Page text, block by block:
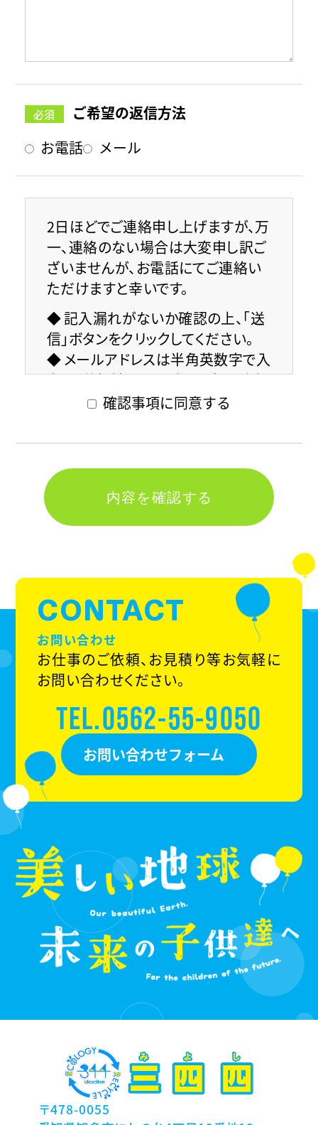
ご希望の返信方法
お電話
メール
2日ほどでご連絡申し上げますが、万
一、連絡のない場合は大変申し訳ご
ざいませんが、お電話にてご連絡い
ただけますと幸いです。
記入漏れがないか確認の上、「送
信」ボタンをクリックしてください。
メールアドレスは半角英数字で入
力し、送信前に誤りがない事をご確
認ください。
となりますのでご注意ください。
文字化けの原因となりますのでご注
意ください。
ることができる情報（氏名・住所・電
話番号・メールアドレスなど）をいい
ます。
株式会社三四四のウェブサイトは、
皆様の個人情報を必要な範囲（お問
いたします。
特段の事情が無い限り、皆様の個人
情報を本人の同意を得ない限り第
三者への提供は行いません。
皆様が個人情報の削除を希望され
に管理し、紛失、改ざん、漏えいなど
の防止策を講じて、安全性の高い確
保に努めます。
確認事項に同意する
CONTACT
お問い合わせ
お仕事のご依頼、お見積り等お気軽に
お問い合わせください。
TEL.0562-55-9050
お問い合わせフォーム
〒478-0055